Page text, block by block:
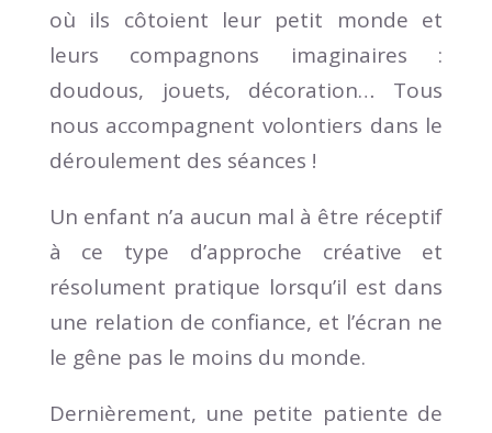
où ils côtoient leur petit monde et
leurs compagnons imaginaires :
doudous, jouets, décoration… Tous
nous accompagnent volontiers dans le
déroulement des séances !
Un enfant n’a aucun mal à être réceptif
à ce type d’approche créative et
résolument pratique lorsqu’il est dans
une relation de confiance, et l’écran ne
le gêne pas le moins du monde.
Dernièrement, une petite patiente de